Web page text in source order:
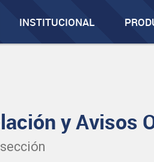
INSTITUCIONAL
y Avisos